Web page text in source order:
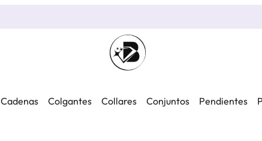
Cadenas Colgantes Collares Conjuntos Pendientes